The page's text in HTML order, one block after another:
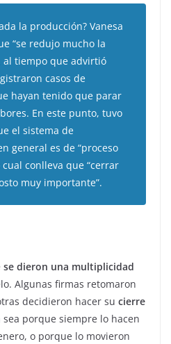
la producción? Vanesa
“se redujo mucho la
al tiempo que advirtió
casos de
hayan tenido que parar
En este punto, tuvo
el sistema de
general es de “proceso
conlleva que “cerrar
muy importante”.
se dieron una multiplicidad
Algunas firmas retomaron
decidieron hacer su cierre
sea porque siempre lo hacen
o porque lo movieron